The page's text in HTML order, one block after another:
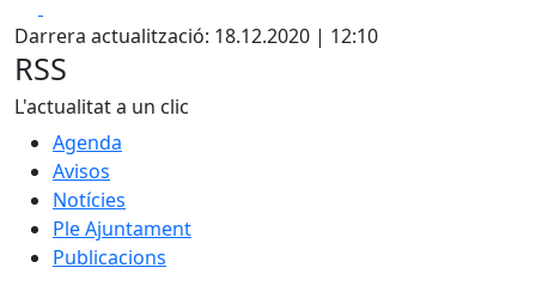
Darrera actualització: 18.12.2020 | 12:10
RSS
L'actualitat a un clic
Agenda
Avisos
Notícies
Ple Ajuntament
Publicacions